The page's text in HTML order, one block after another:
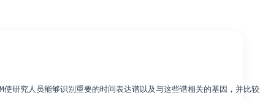
研究人员能够识别重要的时间表达谱以及与这些谱相关的基因，并